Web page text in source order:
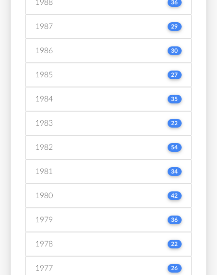
1988 36
1987 29
1986 30
1985 27
1984 35
1983 22
1982 54
1981 34
1980 42
1979 36
1978 22
1977 26